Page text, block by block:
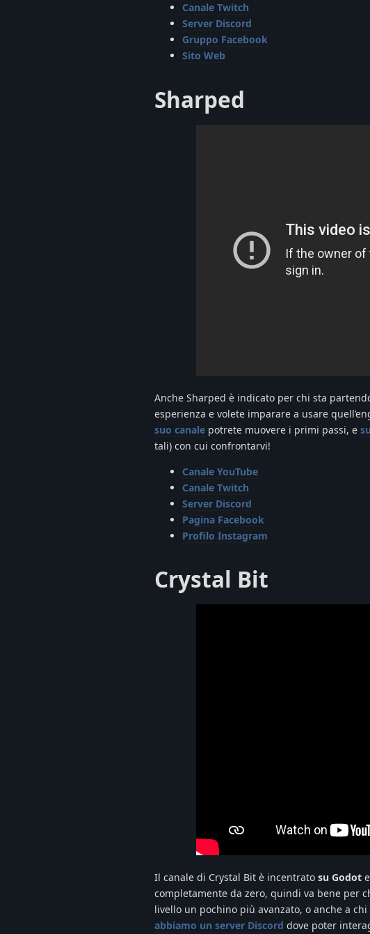
Canale Twitch
Server Discord
Gruppo Facebook
Sito Web
Sharped
Anche Sharped è indicato per chi sta
esperienza e volete imparare a usare
suo canale potrete muovere i primi passi, e
tali) con cui confrontarvi!
Canale YouTube
Canale Twitch
Server Discord
Pagina Facebook
Profilo Instagram
Crystal Bit
Il canale di Crystal Bit è incentrato su Godot
completamente da zero, quindi va bene per
livello un pochino più avanzato, o anche a
abbiamo un server Discord dove poter